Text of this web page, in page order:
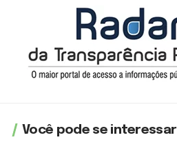
Você pode se interessar